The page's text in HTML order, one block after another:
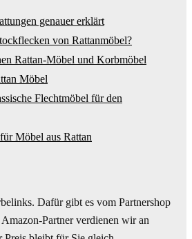
genauer erklärt
von Rattanmöbel?
Rattan-Möbel und Korbmöbel
Möbel
Flechtmöbel für den
Möbel aus Rattan
Dafür gibt es vom Partnershop
Partner verdienen wir an